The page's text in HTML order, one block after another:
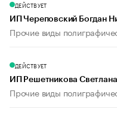
ДЕЙСТВУЕТ
ИП Череповский Богдан
Прочие виды
ДЕЙСТВУЕТ
ИП Решетникова
Прочие виды